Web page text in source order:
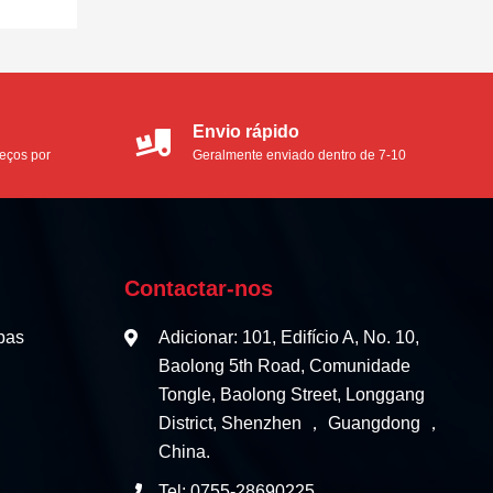
por
Envio rápido
Geralmente enviado dentro de 7-10
Contactar-nos
Adicionar: 101, Edifício A, No. 10,
Baolong 5th Road, Comunidade
Tongle, Baolong Street, Longgang
District, Shenzhen ， Guangdong ，
China.